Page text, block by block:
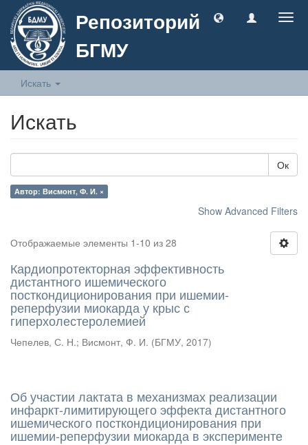
Репозиторий
БГМУ
Искать
Искать
Ок
Автор: Висмонт, Ф. И. ×
Show Advanced Filters
Отображаемые элементы 1-10 из 28
Кардиопротекторная эффективность
дистантного ишемического
посткондиционирования при ишемии-
реперфузии миокарда у крыс с
гиперхолестеролемией
Чепелев, С. Н.; Висмонт, Ф. И. (БГМУ, 2017)
Об участии лактата в механизмах реализации
инфаркт-лимитирующего эффекта дистантного
ишемического посткондиционирования при
ишемии-реперфузии миокарда в эксперименте